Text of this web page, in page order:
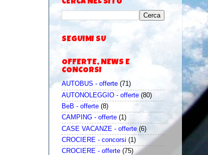
CERCA NEL SITO
SEGUIMI SU
OFFERTE, NEWS E
CONCORSI
AUTOBUS - offerte (71)
AUTONOLEGGIO - offerte (80)
BeB - offerte (8)
CAMPING - offerte (1)
CASE VACANZE - offerte (6)
CROCIERE - concorsi (1)
CROCIERE - offerte (75)